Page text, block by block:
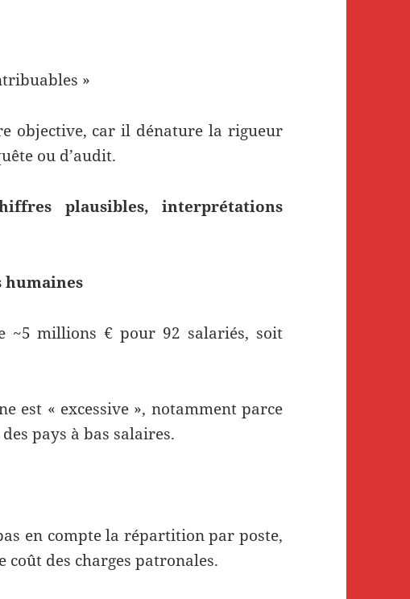
»
objective, car il dénature la rigueur
ou d’audit.
plausibles, interprétations
humaines
~5 millions € pour 92 salariés, soit
est « excessive », notamment parce
pays à bas salaires.
en compte la répartition par poste,
coût des charges patronales.